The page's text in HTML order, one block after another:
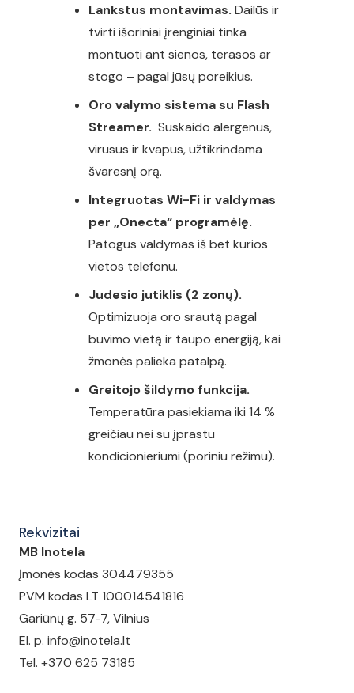
Lankstus montavimas. Dailūs ir
tvirti išoriniai įrenginiai tinka
montuoti ant sienos, terasos ar
stogo – pagal jūsų poreikius.
Oro valymo sistema su Flash
Streamer. Suskaido alergenus,
virusus ir kvapus, užtikrindama
švaresnį orą.
Integruotas Wi-Fi ir valdymas
per „Onecta“ programėlę.
Patogus valdymas iš bet kurios
vietos telefonu.
Judesio jutiklis (2 zonų).
Optimizuoja oro srautą pagal
buvimo vietą ir taupo energiją, kai
žmonės palieka patalpą.
Greitojo šildymo funkcija.
Temperatūra pasiekiama iki 14 %
greičiau nei su įprastu
kondicionieriumi (poriniu režimu).
Rekvizitai
MB Inotela
Įmonės kodas 304479355
PVM kodas LT 100014541816
Gariūnų g. 57-7, Vilnius
El. p. info@inotela.lt
Tel. +370 625 73185